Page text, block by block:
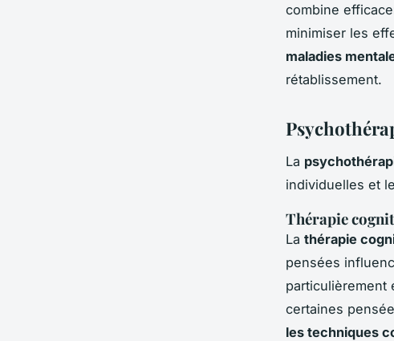
combine
minimiser les
maladies
rétablissement.
La
individuelles et
Thérapie
La thérapie
pensées
particulièrement
certaines
les techniques